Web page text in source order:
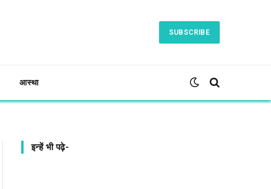
SUBSCRIBE
आस्था
इन्हें भी पढ़े-